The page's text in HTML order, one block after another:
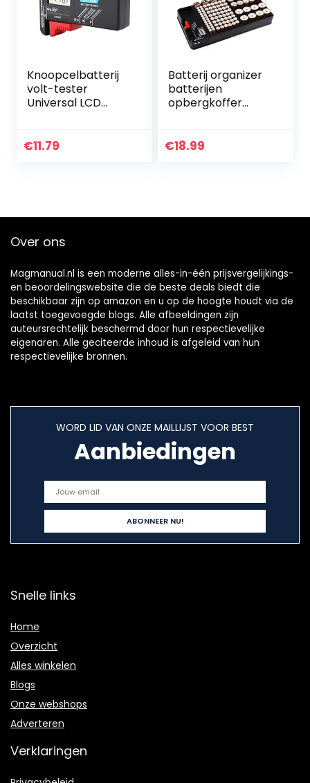
Knoopcelbatterij
volt-tester
Universal LCD
€11.79
Batterij organizer
batterijen
opbergkoffer
verschillende
€18.99
Over ons
Magmanual.nl is een moderne alles-in-één prijsvergelijkings-
en beoordelingswebsite die de beste deals biedt die
beschikbaar zijn op amazon en u op de hoogte houdt via de
laatst toegevoegde blogs. Alle afbeeldingen zijn
auteursrechtelijk beschermd door hun respectievelijke
eigenaren. Alle geciteerde inhoud is afgeleid van hun
respectievelijke bronnen.
WORD LID VAN ONZE MAILLIJST VOOR BEST
Aanbiedingen
Snelle links
Home
Overzicht
Alles winkelen
Blogs
Onze webshops
Adverteren
Verklaringen